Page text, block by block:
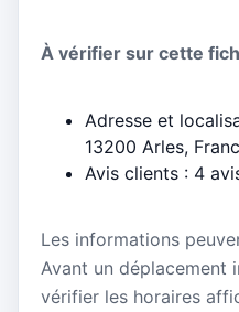
À vérifier sur cette
Adresse et
13200 Arles,
Avis clients : 4
Les informations
Avant un déplacement
vérifier les horaires